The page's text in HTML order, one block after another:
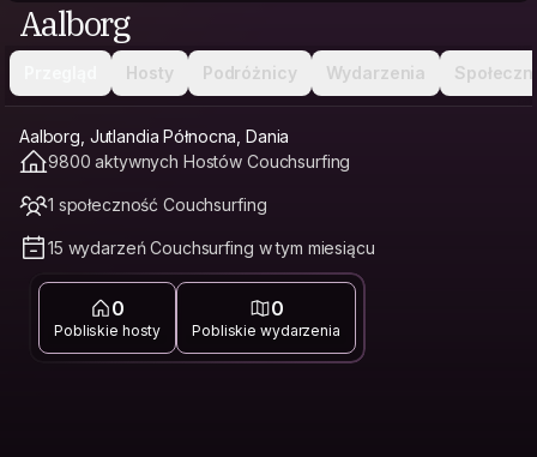
Aalborg
Hosty Podróżnicy Wydarzenia
Aalborg, Jutlandia Północna, Dania
9800 aktywnych Hostów Couchsurfing
1 społeczność Couchsurfing
15 wydarzeń Couchsurfing w tym miesiącu
0
Pobliskie hosty
0
Pobliskie wydarzenia